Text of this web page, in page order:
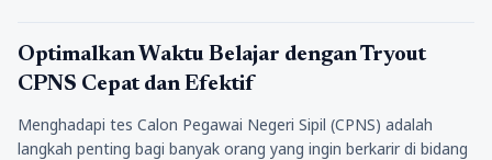
Pendidikan
Optimalkan Waktu Belajar dengan Tryout
CPNS Cepat dan Efektif
Menghadapi tes Calon Pegawai Negeri Sipil (CPNS) adalah
langkah penting bagi banyak orang yang ingin berkarir di bidang